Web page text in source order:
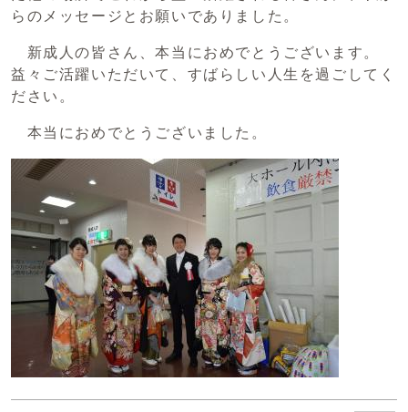
らのメッセージとお願いでありました。
新成人の皆さん、本当におめでとうございます。
益々ご活躍いただいて、すばらしい人生を過ごしてく
ださい。
本当におめでとうございました。